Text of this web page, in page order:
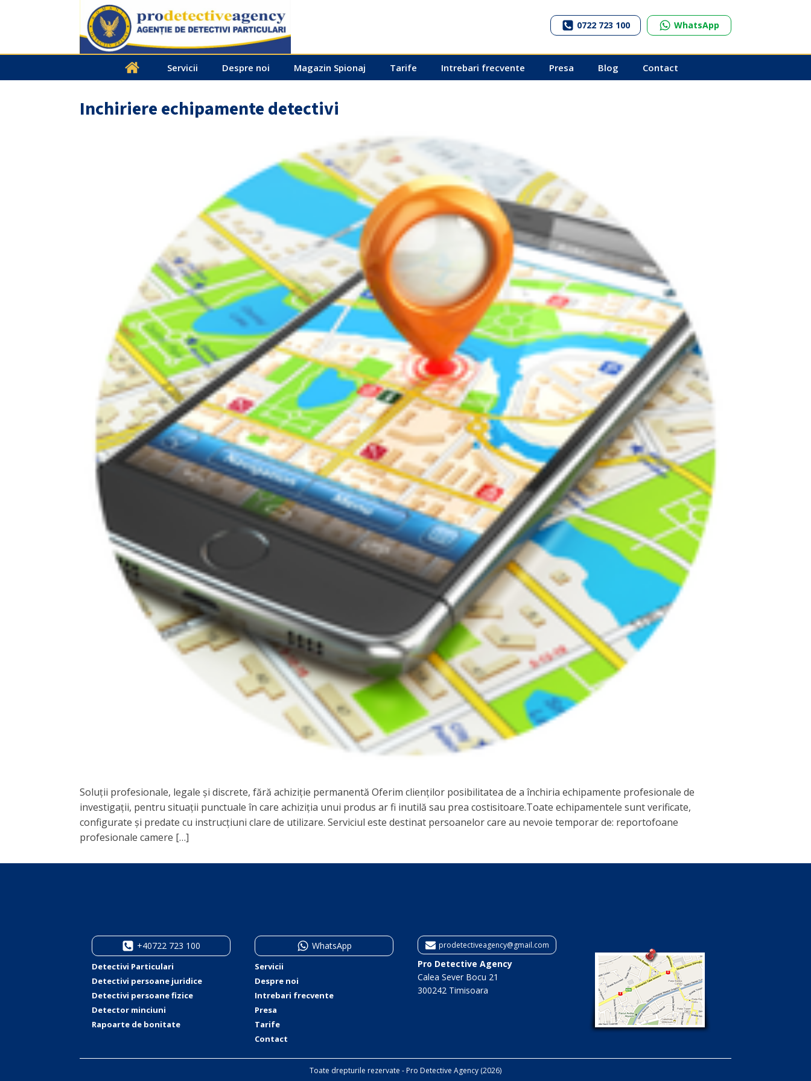
0722 723 100 WhatsApp
Servicii Despre noi Magazin Spionaj Tarife Intrebari frecvente Presa Blog Contact
Inchiriere echipamente detectivi
Soluții profesionale, legale și discrete, fără achiziție permanentă Oferim clienților posibilitatea de a închiria echipamente profesionale de
investigații, pentru situații punctuale în care achiziția unui produs ar fi inutilă sau prea costisitoare.Toate echipamentele sunt verificate,
configurate și predate cu instrucțiuni clare de utilizare. Serviciul este destinat persoanelor care au nevoie temporar de: reportofoane
profesionale camere […]
+40722 723 100
Detectivi Particulari
Detectivi persoane juridice
Detectivi persoane fizice
Detector minciuni
Rapoarte de bonitate
WhatsApp
Servicii
Despre noi
Intrebari frecvente
Presa
Tarife
Contact
prodetectiveagency@gmail.com
Pro Detective Agency
Calea Sever Bocu 21
300242 Timisoara
Toate drepturile rezervate - Pro Detective Agency (2026)